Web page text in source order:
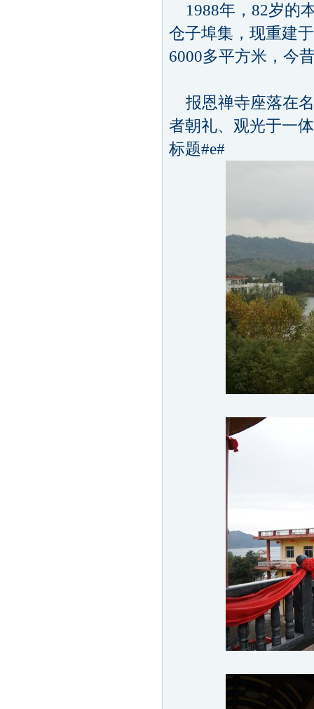
1988年，82岁的
仓子埠集，现重建
6000多平方米，今
报恩禅寺座落在
者朝礼、观光于一
标题#e#